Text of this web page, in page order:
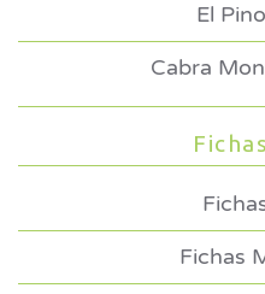
El
Cabra
Fichas